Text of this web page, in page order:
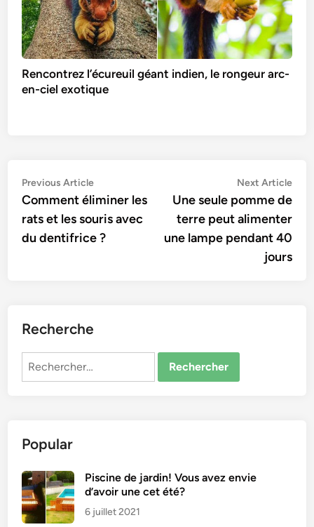
Rencontrez l’écureuil géant indien, le rongeur arc-
en-ciel exotique
Navigation
de
l’article
Previous ArticlePrevious
article:
Comment éliminer les
rats et les souris avec
du dentifrice ?
Next Article
Une seule pomme de
terre peut alimenter
une lampe pendant 40
jours
Recherche
Rechercher :
Popular
Piscine de jardin! Vous avez envie
d’avoir une cet été?
6 juillet 2021